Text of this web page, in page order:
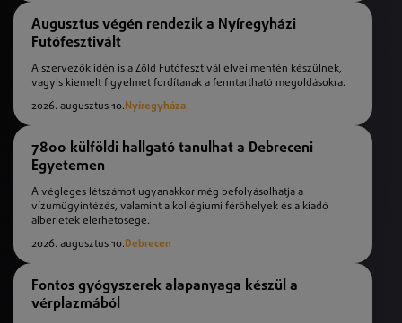
Augusztus végén rendezik a Nyíregyházi
Futófesztivált
A szervezők idén is a Zöld Futófesztivál elvei mentén készülnek,
vagyis kiemelt figyelmet fordítanak a fenntartható megoldásokra.
2026. augusztus 10. Nyíregyháza
7800 külföldi hallgató tanulhat a Debreceni
Egyetemen
A végleges létszámot ugyanakkor még befolyásolhatja a
vízumügyintézés, valamint a kollégiumi férőhelyek és a kiadó
albérletek elérhetősége.
2026. augusztus 10.Debrecen
Fontos gyógyszerek alapanyaga készül a
vérplazmából